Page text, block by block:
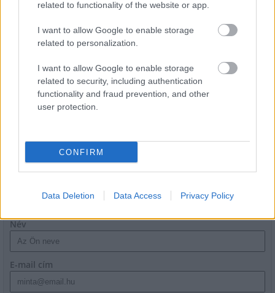
related to functionality of the website or app.
I want to allow Google to enable storage
related to personalization.
I want to allow Google to enable storage
related to security, including authentication
functionality and fraud prevention, and other
user protection.
CONFIRM
Data Deletion Data Access Privacy Policy
Harmonia Albensis: négy nyári koncerttel tölti meg
Székesfehérvár templomait
Név
E-mail cím